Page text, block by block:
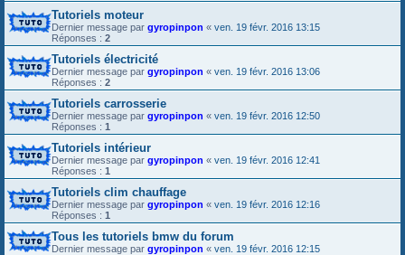
Tutoriels moteur
Dernier message par gyropinpon « ven. 19 févr. 2016 13:15
Réponses : 2
Tutoriels électricité
Dernier message par gyropinpon « ven. 19 févr. 2016 13:06
Réponses : 2
Tutoriels carrosserie
Dernier message par gyropinpon « ven. 19 févr. 2016 12:50
Réponses : 1
Tutoriels intérieur
Dernier message par gyropinpon « ven. 19 févr. 2016 12:41
Réponses : 1
Tutoriels clim chauffage
Dernier message par gyropinpon « ven. 19 févr. 2016 12:16
Réponses : 1
Tous les tutoriels bmw du forum
Dernier message par gyropinpon « ven. 19 févr. 2016 12:15